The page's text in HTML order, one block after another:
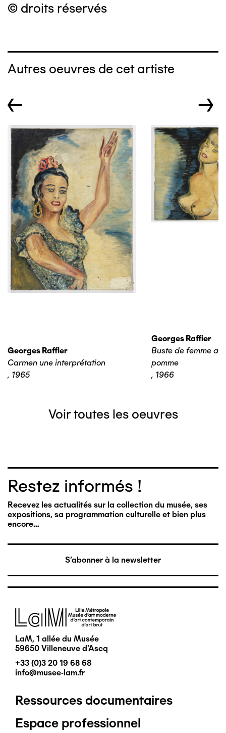
© droits réservés
Autres oeuvres de cet artiste
← →
Georges Raffier
Carmen une interprétation
, 1965
Georges Raffier
Buste de femme
pomme
, 1966
Voir toutes les oeuvres
Restez informés !
Recevez les actualités sur la collection du musée, ses
expositions, sa programmation culturelle et bien plus
encore…
S'abonner à la newsletter
Image
LaM, 1 allée du Musée
59650 Villeneuve d'Ascq
+33 (0)3 20 19 68 68
info@musee-lam.fr
Pied
Ressources documentaires
Espace professionnel